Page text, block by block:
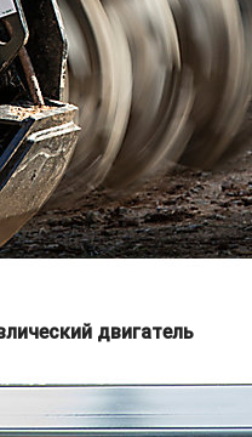
двигатель